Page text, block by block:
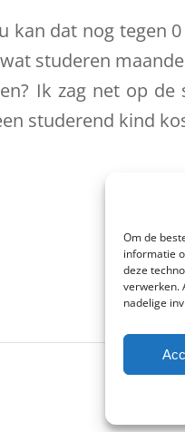
Om de
informatie
deze
verwerken.
nadelige
kan dat nog tegen
studeren
Ik zag net op de
studerend kind